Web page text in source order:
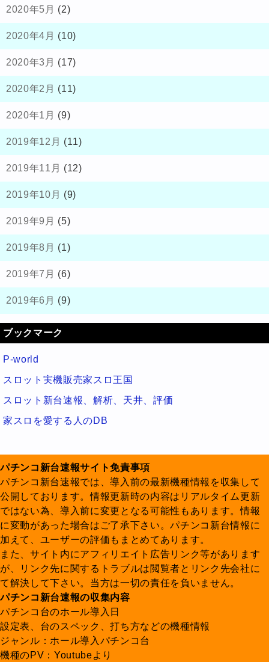
2020年5月 (2)
2020年4月 (10)
2020年3月 (17)
2020年2月 (11)
2020年1月 (9)
2019年12月 (11)
2019年11月 (12)
2019年10月 (9)
2019年9月 (5)
2019年8月 (1)
2019年7月 (6)
2019年6月 (9)
ブックマーク
P-world
スロット実機販売家スロ王国
スロット新台速報、解析、天井、評価
家スロを愛する人のDB
パチンコ新台速報サイト免責事項
パチンコ新台速報では、導入前の最新機種情報を収集して
公開しております。情報更新時の内容はリアルタイム更新
ではない為、導入前に変更となる可能性もあります。情報
に変動があった場合はご了承下さい。パチンコ新台情報に
加えて、ユーザーの評価もまとめてあります。
また、サイト内にアフィリエイト広告リンク等があります
が、リンク先に関するトラブルは閲覧者とリンク先会社に
て解決して下さい。当方は一切の責任を負いません。
パチンコ新台速報の収集内容
パチンコ台のホール導入日
設定表、台のスペック、打ち方などの機種情報
ジャンル：ホール導入パチンコ台
機種のPV：Youtubeより